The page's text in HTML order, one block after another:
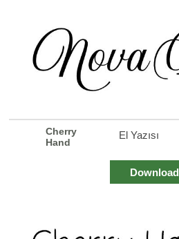
Cherry
Hand
El Yazısı
Download